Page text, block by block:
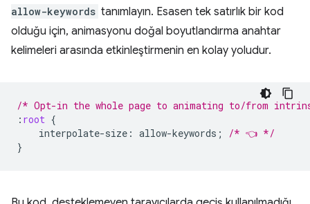
allow-keywords tanımlayın. Esasen tek satırlık bir kod
olduğu için, animasyonu doğal boyutlandırma anahtar
kelimeleri arasında etkinleştirmenin en kolay yoludur.
/* Opt-in the whole page to animating to/from
: root {
interpolate-size : allow-keywords ;
/* 👈 */
}